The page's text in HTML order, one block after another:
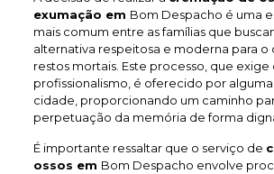
exumação em Bom Despacho é uma
mais comum entre as famílias que
alternativa respeitosa e moderna para o
restos mortais. Este processo, que exige
profissionalismo, é oferecido por
cidade, proporcionando um caminho
perpetuação da memória de forma
É importante ressaltar que o serviço de
ossos em Bom Despacho envolve